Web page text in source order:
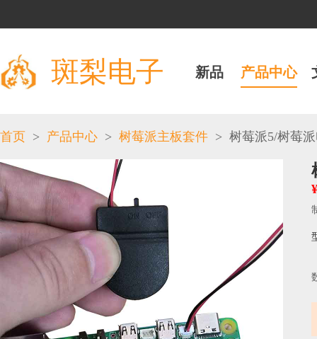
斑梨电子 新品 产品中心
首页 > 产品中心 > 树莓派主板套件 > 树莓派5/树莓